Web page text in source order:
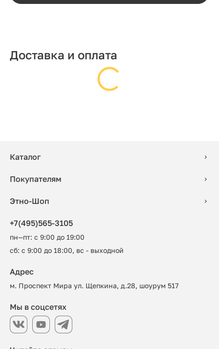
Доставка и оплата
Каталог
Покупателям
Этно-Шоп
+7(495)565-3105
пн—пт: с 9:00 до 19:00
сб: с 9:00 до 18:00, вс - выходной
Адрес
м. Проспект Мира ул. Щепкина, д.28, шоурум 517
Мы в соцсетях